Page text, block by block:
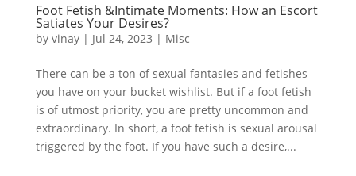
Foot Fetish &Intimate Moments: How an Escort
Satiates Your Desires?
by vinay| Jul 24, 2023 | Misc
There can be a ton of sexual fantasies and fetishes
you have on your bucket wishlist. But if a foot fetish
is of utmost priority, you are pretty uncommon and
extraordinary. In short, a foot fetish is sexual arousal
triggered by the foot. If you have such a desire,...